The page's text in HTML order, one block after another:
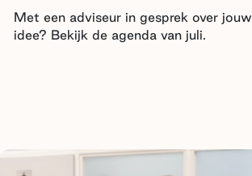
Met een adviseur in gesprek over jouw
idee? Bekijk de agenda van juli.